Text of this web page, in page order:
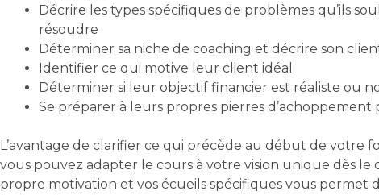
Décrire les types spécifiques de problèmes qu’ils
résoudre
Déterminer sa niche de coaching et décrire son
Identifier ce qui motive leur client idéal
Déterminer si leur objectif financier est réaliste ou
Se préparer à leurs propres pierres d’achoppement
L’avantage de clarifier ce qui précède au début de votre
vous pouvez adapter le cours à votre vision unique dès le
propre motivation et vos écueils spécifiques vous permet